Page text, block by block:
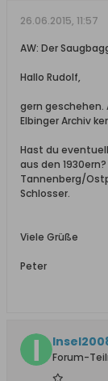
26.06.2015, 11:57
AW: Der
Hallo Rudolf,
gern geschehen.
Elbinger Archiv
Hast du
aus den
Tannenberg/
Schlosser.
Viele Grüße
Peter
Forum-